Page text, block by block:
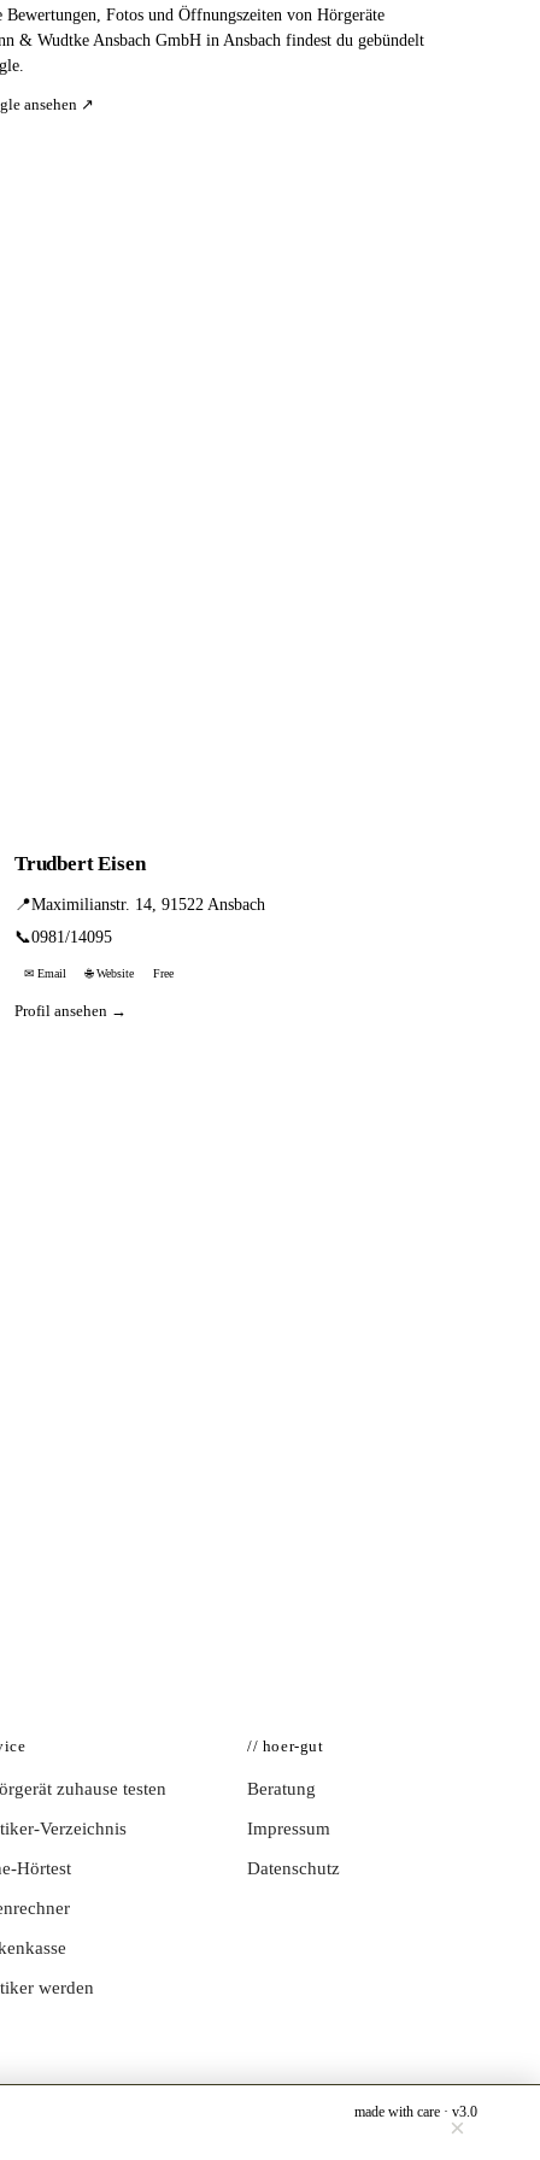
Bewertungen, Fotos und Öffnungszeiten von Hörgeräte
& Wudtke Ansbach GmbH in Ansbach findest du gebündelt
ansehen ↗
Trudbert Eisen
📍Maximilianstr. 14, 91522 Ansbach
📞0981/14095
✉ Email 🌐 Website Free
Profil ansehen →
zuhause testen
Verzeichnis
Hörtest
werden
// hoer-gut
Beratung
Impressum
Datenschutz
made with care · v3.0
×